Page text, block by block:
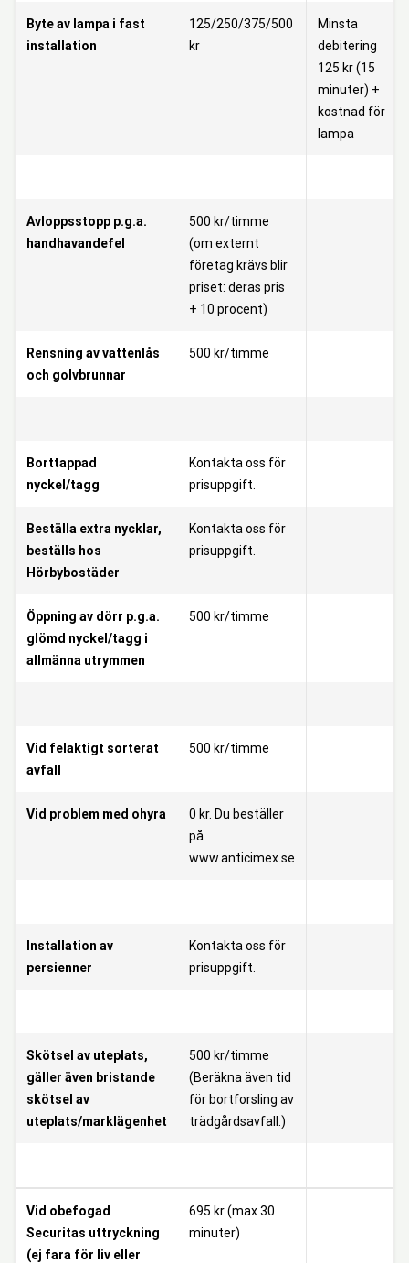
Byte av lampa i fast
installation
125/250/375/500
kr
Minsta
debitering
125 kr (15
minuter) +
kostnad för
lampa
Avloppsstopp p.g.a.
handhavandefel
500 kr/timme
(om externt
företag krävs blir
priset: deras pris
+ 10 procent)
Rensning av vattenlås
och golvbrunnar
500 kr/timme
Borttappad
nyckel/tagg
Kontakta oss för
prisuppgift.
Beställa extra nycklar,
beställs hos
Hörbybostäder
Kontakta oss för
prisuppgift.
Öppning av dörr p.g.a.
glömd nyckel/tagg i
allmänna utrymmen
500 kr/timme
Vid felaktigt sorterat
avfall
500 kr/timme
Vid problem med ohyra
0 kr. Du beställer
på
www.anticimex.se
Installation av
persienner
Kontakta oss för
prisuppgift.
Skötsel av uteplats,
gäller även bristande
skötsel av
uteplats/marklägenhet
500 kr/timme
(Beräkna även tid
för bortforsling av
trädgårdsavfall.)
Vid obefogad
Securitas uttryckning
(ej fara för liv eller
695 kr (max 30
minuter)